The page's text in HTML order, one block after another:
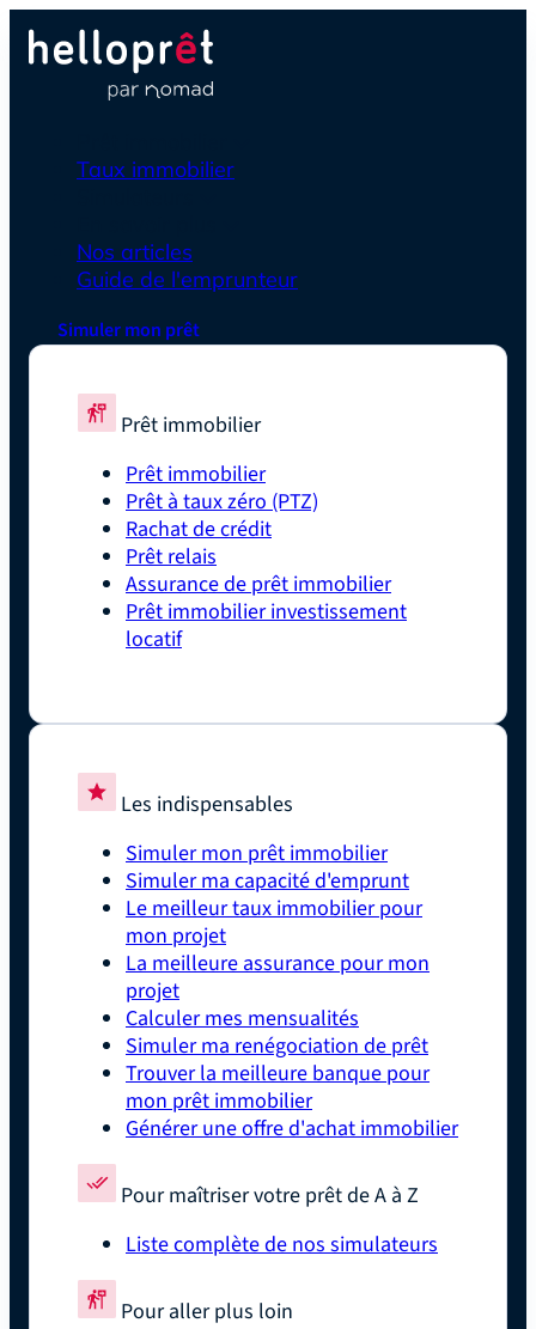
Taux immobilier
Nos articles
Guide de l'emprunteur
Simuler mon prêt
Prêt immobilier
Prêt immobilier
Prêt à taux zéro (PTZ)
Rachat de crédit
Prêt relais
Assurance de prêt immobilier
Prêt immobilier investissement
locatif
Les indispensables
Simuler mon prêt immobilier
Simuler ma capacité d'emprunt
Le meilleur taux immobilier pour
mon projet
La meilleure assurance pour mon
projet
Calculer mes mensualités
Simuler ma renégociation de prêt
Trouver la meilleure banque pour
mon prêt immobilier
Générer une offre d'achat immobilier
Pour maîtriser votre prêt de A à Z
Liste complète de nos simulateurs
Pour aller plus loin